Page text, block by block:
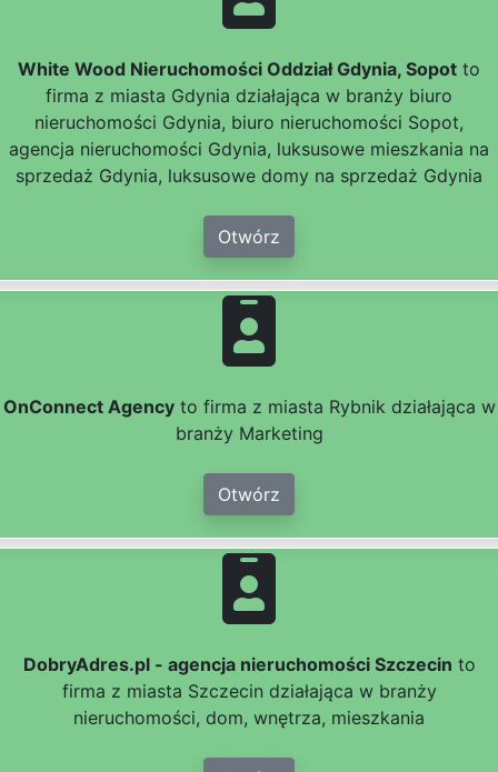
White Wood Nieruchomości Oddział Gdynia, Sopot to
firma z miasta Gdynia działająca w branży biuro
nieruchomości Gdynia, biuro nieruchomości Sopot,
agencja nieruchomości Gdynia, luksusowe mieszkania na
sprzedaż Gdynia, luksusowe domy na sprzedaż Gdynia
Otwórz
OnConnect Agencyto firma z miasta Rybnik działająca w
branży Marketing
Otwórz
DobryAdres.pl - agencja nieruchomości Szczecin to
firma z miasta Szczecin działająca w branży
nieruchomości, dom, wnętrza, mieszkania